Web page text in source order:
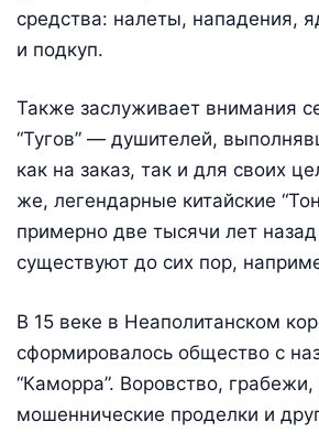
средства: налеты, нападения,
и подкуп.
Также заслуживает внимания
“Тугов” — душителей,
как на заказ, так и для своих
же, легендарные китайские
примерно две тысячи лет
существуют до сих пор,
В 15 веке в Неаполитанском
сформировалось общество с
“Каморра”. Воровство, грабежи,
мошеннические проделки и